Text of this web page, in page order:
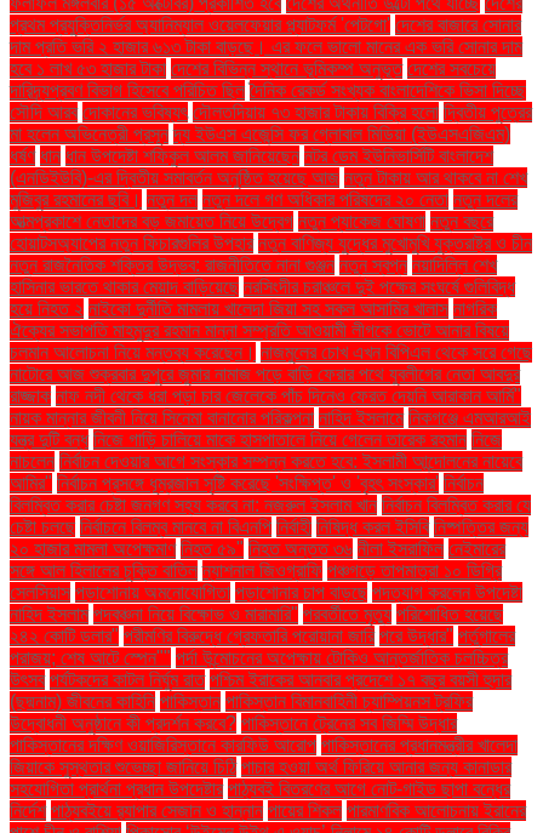
প্রথম প্রযুক্তিনির্ভর অ্যানিম্যাল ওয়েলফেয়ার প্ল্যাটফর্ম 'পেটগো' দেশের বাজারে সোনার
দাম প্রতি ভরি ২ হাজার ৬১৩ টাকা বাড়ছে। এর ফলে ভালো মানের এক ভরি সোনার দাম
হবে ১ লাখ ৫৩ হাজার টাকা দেশের বিভিন্ন স্থানে ভূমিকম্প অনুভূত দেশের সবচেয়ে
দারিদ্র্যপ্রবণ বিভাগ হিসেবে পরিচিত ছিল দৈনিক রেকর্ড সংখ্যক বাংলাদেশিকে ভিসা দিচ্ছে
সৌদি আরব দোকানের ভবিষ্যৎ দৌলতদিয়ায় ৭৩ হাজার টাকায় বিক্রি হলো দ্বিতীয় পুত্রের
মা হলেন অভিনেত্রী প্রসূন দ্য ইউএস এজেন্সি ফর গ্লোবাল মিডিয়া (ইউএসএজিএম)
ধর্ষণ ধান ধান উপদেষ্টা শফিকুল আলম জানিয়েছেন নটর ডেম ইউনিভার্সিটি বাংলাদেশ
(এনডিইউবি)-এর দ্বিতীয় সমাবর্তন অনুষ্ঠিত হয়েছে আজ নতুন টাকায় আর থাকবে না শেখ
মুজিবুর রহমানের ছবি। নতুন দল নতুন দলে গণ অধিকার পরিষদের ২০ নেতা নতুন দলের
আত্মপ্রকাশে নেতাদের বড় জমায়েত নিয়ে উদ্বেগ নতুন প্যাকেজ ঘোষণা নতুন বছরে
হোয়াটসঅ্যাপের নতুন ফিচারগুলির উপহার নতুন বাণিজ্য যুদ্ধের মুখোমুখি যুক্তরাষ্ট্র ও চীন
নতুন রাজনৈতিক শক্তির উদ্ভব: রাজনীতিতে নানা গুঞ্জন নতুন স্বপ্ন নয়াদিল্লি শেখ
হাসিনার ভারতে থাকার মেয়াদ বাড়িয়েছে নরসিংদীর চরাঞ্চলে দুই পক্ষের সংঘর্ষে গুলিবিদ্ধ
হয়ে নিহত ২ নাইকো দুর্নীতি মামলায় খালেদা জিয়া সহ সকল আসামির খালাস নাগরিক
ঐক্যের সভাপতি মাহমুদুর রহমান মান্না সম্প্রতি আওয়ামী লীগকে ভোটে আনার বিষয়ে
চলমান আলোচনা নিয়ে মন্তব্য করেছেন। নাজমুলের চোখ এখন বিপিএল থেকে সরে গেছে
নাটোরে আজ শুক্রবার দুপুরে জুমার নামাজ পড়ে বাড়ি ফেরার পথে যুবলীগের নেতা আবদুর
রাজ্জাক নাফ নদী থেকে ধরা পড়া চার জেলেকে পাঁচ দিনেও ফেরত দেয়নি আরাকান আর্মি"
নায়ক মান্নার জীবনী নিয়ে সিনেমা বানানোর পরিকল্পনা নাহিদ ইসলামে নিকগঞ্জে এমআরআই
যন্ত্র দুটি বন্ধ নিজে গাড়ি চালিয়ে মাকে হাসপাতালে নিয়ে গেলেন তারেক রহমান নিজে
নাচলেন নির্বাচন দেওয়ার আগে সংস্কার সম্পন্ন করতে হবে: ইসলামী আন্দোলনের নায়েবে
আমির" নির্বাচন প্রসঙ্গে ধূম্রজাল সৃষ্টি করেছে 'সংক্ষিপ্ত' ও 'বৃহৎ সংস্কার' নির্বাচন
বিলম্বিত করার চেষ্টা জনগণ সহ্য করবে না: নজরুল ইসলাম খান নির্বাচন বিলম্বিত করার যে
চেষ্টা চলছে নির্বাচনে বিলম্ব মানবে না বিএনপি নির্বাহী নিষিদ্ধ করল ইসিবি নিষ্পত্তির জন্য
২০ হাজার মামলা অপেক্ষমাণ নিহত ৫৯" নিহত অন্তত ৩৬ নীলা ইসরাফিল নেইমারের
সঙ্গে আল হিলালের চুক্তি বাতিল ন্যাশনাল জিওগ্রাফি পঞ্চগড়ে তাপমাত্রা ১০ ডিগ্রি
সেলসিয়াস পড়াশোনায় অমনোযোগিতা পড়াশোনার চাপ বাড়ছে পদত্যাগ করলেন উপদেষ্টা
নাহিদ ইসলাম পদবঞ্চনা নিয়ে বিক্ষোভ ও মারামারি" পরবর্তীতে মৃত্যু পরিশোধিত হয়েছে
২৪২ কোটি ডলার" পরীমণির বিরুদ্ধে গ্রেফতারি পরোয়ানা জারি পরে উদ্ধার" পর্তুগালের
পরাজয়; শেষ আটে স্পেন"" পর্দা উন্মোচনের অপেক্ষায় টোকিও আন্তর্জাতিক চলচ্চিত্র
উৎসব পর্যটকদের কাটল নির্ঘুম রাত পশ্চিম ইরাকের আনবার প্রদেশে ১৭ বছর বয়সী হুদার
(ছদ্মনাম) জীবনের কাহিনি পাকিস্তান পাকিস্তান বিমানবাহিনী চ্যাম্পিয়নস ট্রফির
উদ্বোধনী অনুষ্ঠানে কী প্রদর্শন করবে? পাকিস্তানে ট্রেনের সব জিম্মি উদ্ধার
পাকিস্তানের দক্ষিণ ওয়াজিরিস্তানে কারফিউ আরোপ পাকিস্তানের প্রধানমন্ত্রীর খালেদা
জিয়াকে সুস্থতার শুভেচ্ছা জানিয়ে চিঠি পাচার হওয়া অর্থ ফিরিয়ে আনার জন্য কানাডার
সহযোগিতা প্রার্থনা প্রধান উপদেষ্টার পাঠ্যবই বিতরণের আগে নোট-গাইড ছাপা বন্ধের
নির্দেশ পাঠ্যবইয়ে র‍্যাপার সেজান ও হান্নান পায়ের শিকল পারমাণবিক আলোচনায় ইরানের